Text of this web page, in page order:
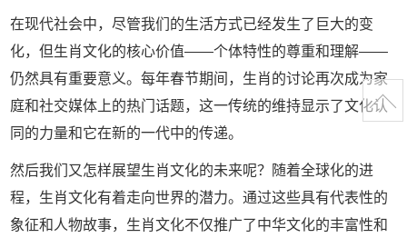
在现代社会中，尽管我们的生活方式已经发生了巨大的变
化，但生肖文化的核心价值——个体特性的尊重和理解——
仍然具有重要意义。每年春节期间，生肖的讨论再次成为家
庭和社交媒体上的热门话题，这一传统的维持显示了文化认
同的力量和它在新的一代中的传递。
然后我们又怎样展望生肖文化的未来呢？随着全球化的进
程，生肖文化有着走向世界的潜力。通过这些具有代表性的
象征和人物故事，生肖文化不仅推广了中华文化的丰富性和